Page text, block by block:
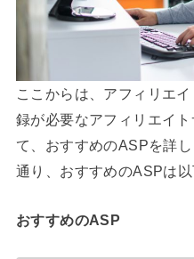
ここからは、アフィリエ
録が必要なアフィリエイ
て、おすすめのASPを詳
通り、おすすめのASPは以
おすすめのASP